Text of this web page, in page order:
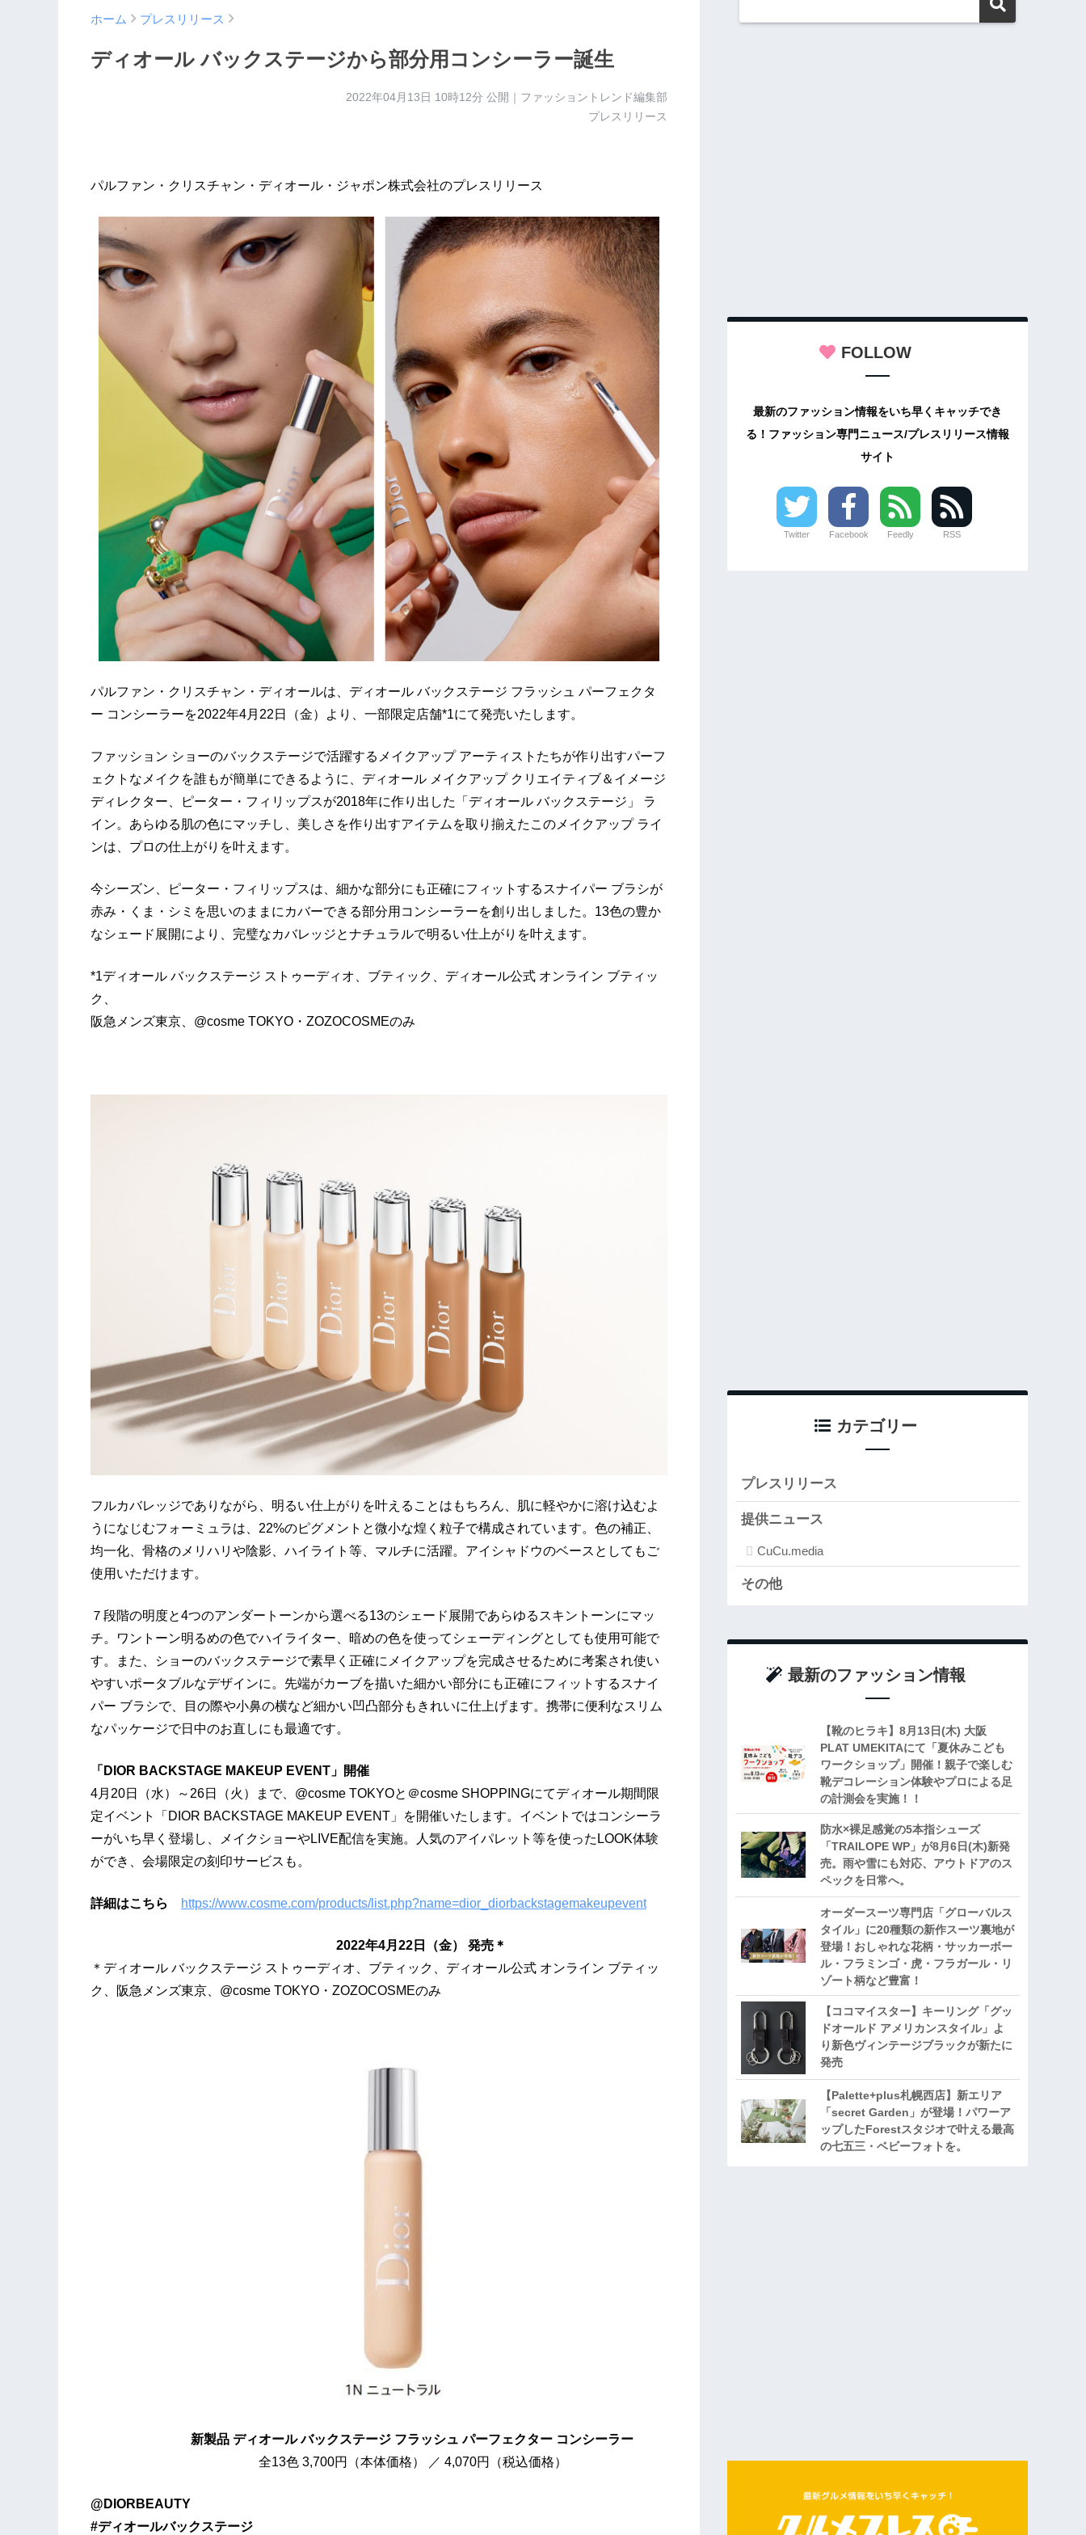
ホーム プレスリリース
ディオール バックステージから部分用コンシーラー誕生
2022年04月13日 10時12分 公開｜ファッショントレンド編集部
プレスリリース
パルファン・クリスチャン・ディオール・ジャポン株式会社のプレスリリース
パルファン・クリスチャン・ディオールは、ディオール バックステージ フラッシュ パーフェクタ
ー コンシーラーを2022年4月22日（金）より、一部限定店舗*1にて発売いたします。
ファッション ショーのバックステージで活躍するメイクアップ アーティストたちが作り出すパーフ
ェクトなメイクを誰もが簡単にできるように、ディオール メイクアップ クリエイティブ＆イメージ
ディレクター、ピーター・フィリップスが2018年に作り出した「ディオール バックステージ」 ラ
イン。あらゆる肌の色にマッチし、美しさを作り出すアイテムを取り揃えたこのメイクアップ ライ
ンは、プロの仕上がりを叶えます。
今シーズン、ピーター・フィリップスは、細かな部分にも正確にフィットするスナイパー ブラシが
赤み・くま・シミを思いのままにカバーできる部分用コンシーラーを創り出しました。13色の豊か
なシェード展開により、完璧なカバレッジとナチュラルで明るい仕上がりを叶えます。
*1ディオール バックステージ ストゥーディオ、ブティック、ディオール公式 オンライン ブティッ
ク、
阪急メンズ東京、@cosme TOKYO・ZOZOCOSMEのみ
フルカバレッジでありながら、明るい仕上がりを叶えることはもちろん、肌に軽やかに溶け込むよ
うになじむフォーミュラは、22%のピグメントと微小な煌く粒子で構成されています。色の補正、
均一化、骨格のメリハリや陰影、ハイライト等、マルチに活躍。アイシャドウのベースとしてもご
使用いただけます。
７段階の明度と4つのアンダートーンから選べる13のシェード展開であらゆるスキントーンにマッ
チ。ワントーン明るめの色でハイライター、暗めの色を使ってシェーディングとしても使用可能で
す。また、ショーのバックステージで素早く正確にメイクアップを完成させるために考案され使い
やすいポータブルなデザインに。先端がカーブを描いた細かい部分にも正確にフィットするスナイ
パー ブラシで、目の際や小鼻の横など細かい凹凸部分もきれいに仕上げます。携帯に便利なスリム
なパッケージで日中のお直しにも最適です。
「DIOR BACKSTAGE MAKEUP EVENT」開催
4月20日（水）～26日（火）まで、@cosme TOKYOと＠cosme SHOPPINGにてディオール期間限
定イベント「DIOR BACKSTAGE MAKEUP EVENT」を開催いたします。イベントではコンシーラ
ーがいち早く登場し、メイクショーやLIVE配信を実施。人気のアイパレット等を使ったLOOK体験
ができ、会場限定の刻印サービスも。
詳細はこちら https://www.cosme.com/products/list.php?name=dior_diorbackstagemakeupevent
2022年4月22日（金） 発売＊
＊ディオール バックステージ ストゥーディオ、ブティック、ディオール公式 オンライン ブティッ
ク、阪急メンズ東京、@cosme TOKYO・ZOZOCOSMEのみ
新製品 ​ディオール バックステージ フラッシュ パーフェクター コンシーラー
全13色 3,700円（本体価格） ／ 4,070円（税込価格）
@DIORBEAUTY
#ディオールバックステージ
FOLLOW
最新のファッション情報をいち早くキャッチでき
る！ファッション専門ニュース/プレスリリース情報
サイト
Twitter Facebook Feedly RSS
カテゴリー
プレスリリース
提供ニュース
CuCu.media
その他
最新のファッション情報
【靴のヒラキ】8月13日(木) 大阪
PLAT UMEKITAにて「夏休みこども
ワークショップ」開催！親子で楽しむ
靴デコレーション体験やプロによる足
の計測会を実施！！
防水×裸足感覚の5本指シューズ
「TRAILOPE WP」が8月6日(木)新発
売。雨や雪にも対応、アウトドアのス
ペックを日常へ。
オーダースーツ専門店「グローバルス
タイル」に20種類の新作スーツ裏地が
登場！おしゃれな花柄・サッカーボー
ル・フラミンゴ・虎・フラガール・リ
ゾート柄など豊富！
【ココマイスター】キーリング「グッ
ドオールド アメリカンスタイル」よ
り新色ヴィンテージブラックが新たに
発売
【Palette+plus札幌西店】新エリア
「secret Garden」が登場！パワーア
ップしたForestスタジオで叶える最高
の七五三・ベビーフォトを。